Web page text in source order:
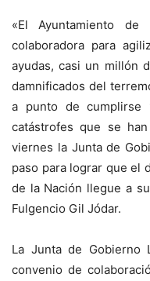
«El Ayuntamiento
colaboradora para
ayudas, casi un millón
damnificados del
a punto de
catástrofes que se
viernes la Junta de
paso para lograr que el
de la Nación llegue a
Fulgencio Gil Jódar.
La Junta de Gobierno
convenio de